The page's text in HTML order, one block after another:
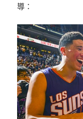
導：